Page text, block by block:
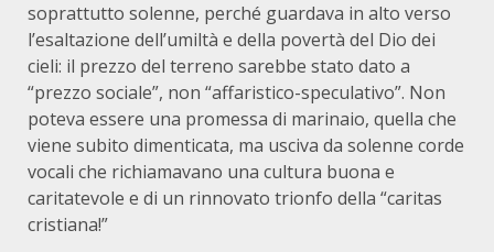
soprattutto solenne, perché guardava in alto verso
l’esaltazione dell’umiltà e della povertà del Dio dei
cieli: il prezzo del terreno sarebbe stato dato a
“prezzo sociale”, non “affaristico-speculativo”. Non
poteva essere una promessa di marinaio, quella che
viene subito dimenticata, ma usciva da solenne corde
vocali che richiamavano una cultura buona e
caritatevole e di un rinnovato trionfo della “caritas
cristiana!”